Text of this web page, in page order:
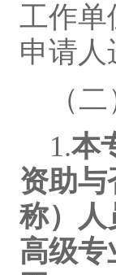
工作单
申请人
（
1.本
资助
称）人
高级专